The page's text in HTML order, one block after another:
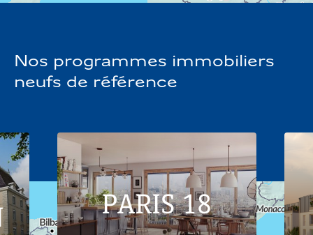
Nos programmes immobiliers
neufs de référence
PARIS 18